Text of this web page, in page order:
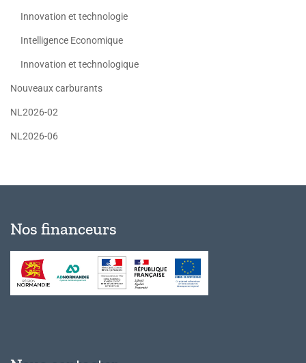
Innovation et technologie
Intelligence Economique
Innovation et technologique
Nouveaux carburants
NL2026-02
NL2026-06
Nos financeurs